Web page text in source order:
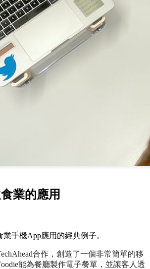
業的應用
業手機App應用的經典例子。
合作，創造了一個非常簡單的移
能為餐廳製作電子餐單，並讓客人透